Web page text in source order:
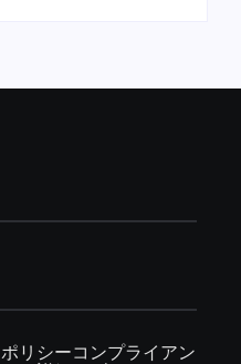
ポリシーコンプライアン